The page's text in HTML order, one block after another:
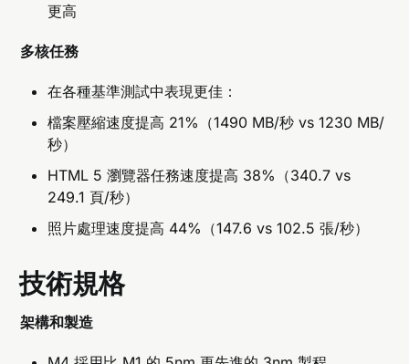
更高
多核任務
在各種基準測試中表現更佳：
檔案壓縮速度提高 21%（1490 MB/秒 vs 1230 MB/
秒）
HTML 5 瀏覽器任務速度提高 38%（340.7 vs
249.1 頁/秒）
照片處理速度提高 44%（147.6 vs 102.5 張/秒）
技術規格
架構和製造